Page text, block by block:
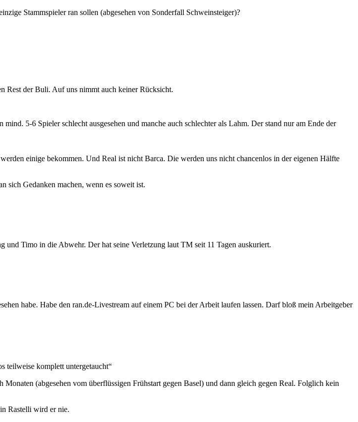
Stammspieler ran sollen (abgesehen von Sonderfall Schweinsteiger)?
Rest der Buli. Auf uns nimmt auch keiner Rücksicht.
5-6 Spieler schlecht ausgesehen und manche auch schlechter als Lahm. Der stand nur am Ende der
einige bekommen. Und Real ist nicht Barca. Die werden uns nicht chancenlos in der eigenen Hälfte
sich Gedanken machen, wenn es soweit ist.
Timo in die Abwehr. Der hat seine Verletzung laut TM seit 11 Tagen auskuriert.
habe. Habe den ran.de-Livestream auf einem PC bei der Arbeit laufen lassen. Darf bloß mein Arbeitgeber
teilweise komplett untergetaucht“
(abgesehen vom überflüssigen Frühstart gegen Basel) und dann gleich gegen Real. Folglich kein
Rastelli wird er nie.